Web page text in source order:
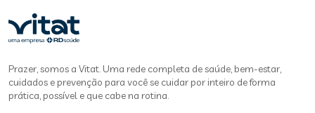
Prazer, somos a Vitat. Uma rede completa de saúde, bem-estar,
cuidados e prevenção para você se cuidar por inteiro de forma
prática, possível e que cabe na rotina.